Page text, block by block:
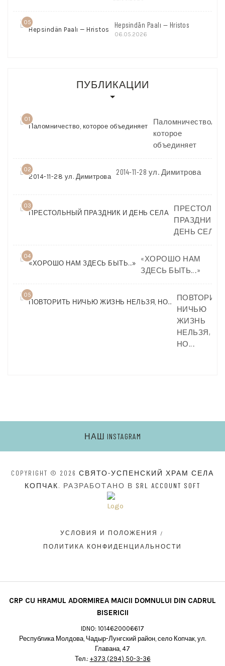
05 Hepsindän Paalı — Hristos
06.05.2026
ПУБЛИКАЦИИ
01
Паломничество,
которое
объединяет
02 2014-11-28 ул. Димитрова
03
ПРАЗДНИК И
ДЕНЬ СЕЛА
04
«ХОРОШО НАМ
ЗДЕСЬ БЫТЬ…»
05
ПОВТОРИТЬ
НИЧЬЮ
ЖИЗНЬ
НЕЛЬЗЯ,
НО…
НАШ INSTAGRAM
COPYRIGHT © 2026 СВЯТО-УСПЕНСКИЙ ХРАМ СЕЛА
КОПЧАК. РАЗРАБОТАНО В SRL ACCOUNT SOFT
УСЛОВИЯ И ПОЛОЖЕНИЯ
ПОЛИТИКА КОНФИДЕНЦИАЛЬНОСТИ
CRP CU HRAMUL ADORMIREA MAICII DOMNULUI DIN CADRUL
BISERICII
IDNO: 1014620006617
Республика Молдова, Чадыр-Лунгский район, село Копчак, ул.
Главана, 47
Тел.: +373 (294) 50-3-36